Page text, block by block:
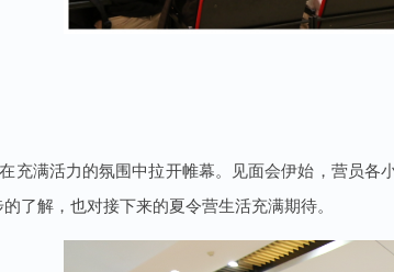
充满活力的氛围中拉开帷幕。见面会伊始，营员
了解，也对接下来的夏令营生活充满期待。